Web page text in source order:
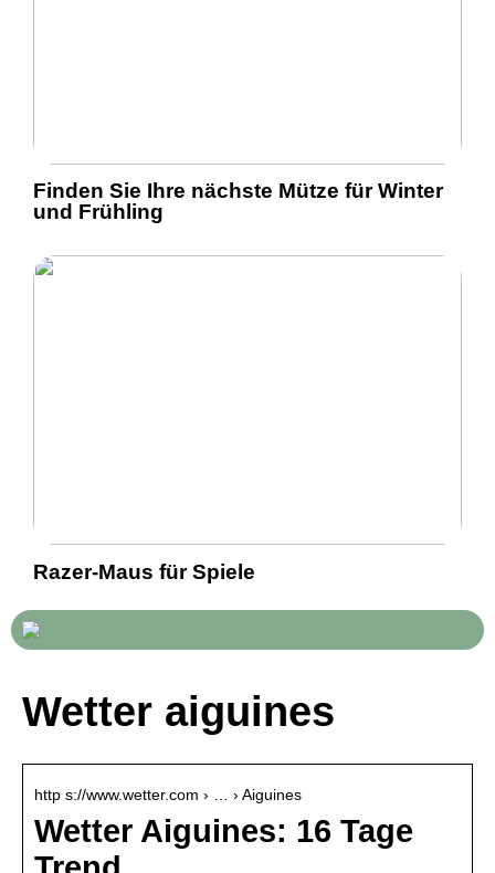
Finden Sie Ihre nächste Mütze für Winter
und Frühling
Razer-Maus für Spiele
Wetter aiguines
http s://www.wetter.com › … › Aiguines
Wetter Aiguines: 16 Tage